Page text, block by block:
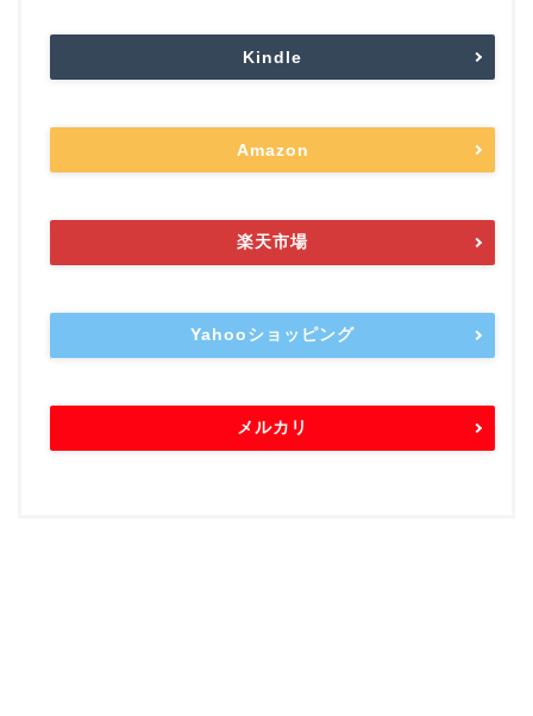
Kindle
Amazon
楽天市場
Yahooショッピング
メルカリ